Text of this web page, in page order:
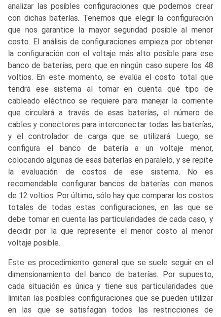
analizar las posibles configuraciones que podemos crear
con dichas baterías. Tenemos que elegir la configuración
que nos garantice la mayor seguridad posible al menor
costo. El análisis de configuraciones empieza por obtener
la configuración con el voltaje más alto posible para ese
banco de baterías, pero que en ningún caso supere los 48
voltios. En este momento, se evalúa el costo total que
tendrá ese sistema al tomar en cuenta qué tipo de
cableado eléctrico se requiere para manejar la corriente
que circulará a través de esas baterías, el número de
cables y conectores para interconectar todas las baterías,
y el controlador de carga que se utilizará. Luego, se
configura el banco de batería a un voltaje menor,
colocando algunas de esas baterías en paralelo, y se repite
la evaluación de costos de ese sistema. No es
recomendable configurar bancos de baterías con menos
de 12 voltios. Por último, sólo hay que comparar los costos
totales de todas estas configuraciones, en las que se
debe tomar en cuenta las particularidades de cada caso, y
decidir por la que represente el menor costo al menor
voltaje posible.
Este es procedimiento general que se suele seguir en el
dimensionamiento del banco de baterías. Por supuesto,
cada situación es única y tiene sus particularidades que
limitan las posibles configuraciones que se pueden utilizar
en las que se satisfagan todos las restricciones de